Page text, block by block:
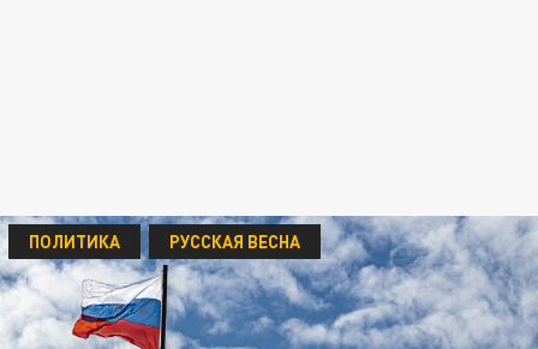
ПОЛИТИКА РУССКАЯ ВЕСНА